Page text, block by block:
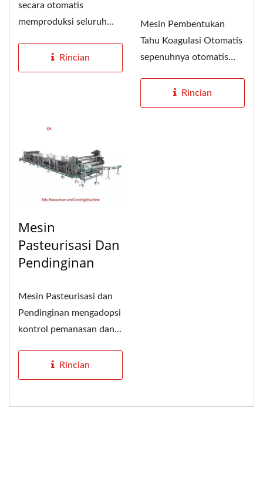
secara otomatis
memproduksi seluruh
susu kedelai...Rincian
Mesin Pembentukan
Tahu Koagulasi Otomatis
sepenuhnya otomatis
pemanasan...Rincian
Mesin
Pasteurisasi Dan
Pendinginan
Mesin Pasteurisasi dan
Pendinginan mengadopsi
kontrol pemanasan dan
Rincian